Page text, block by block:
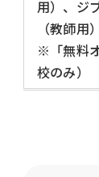
用）、ジ
（教師用）
※「無料
校のみ）